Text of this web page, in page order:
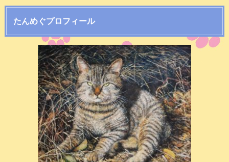
たんめぐプロフィール